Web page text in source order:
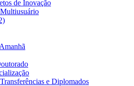
de Inovação
e Diplomados